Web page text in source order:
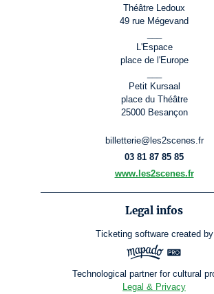
Théâtre Ledoux
49 rue Mégevand
L'Espace
place de l'Europe
Petit Kursaal
place du Théâtre
25000 Besançon
billetterie@les2scenes.fr
03 81 87 85 85
www.les2scenes.fr
Legal infos
Ticketing software created by
Technological partner for cultural
Legal & Privacy